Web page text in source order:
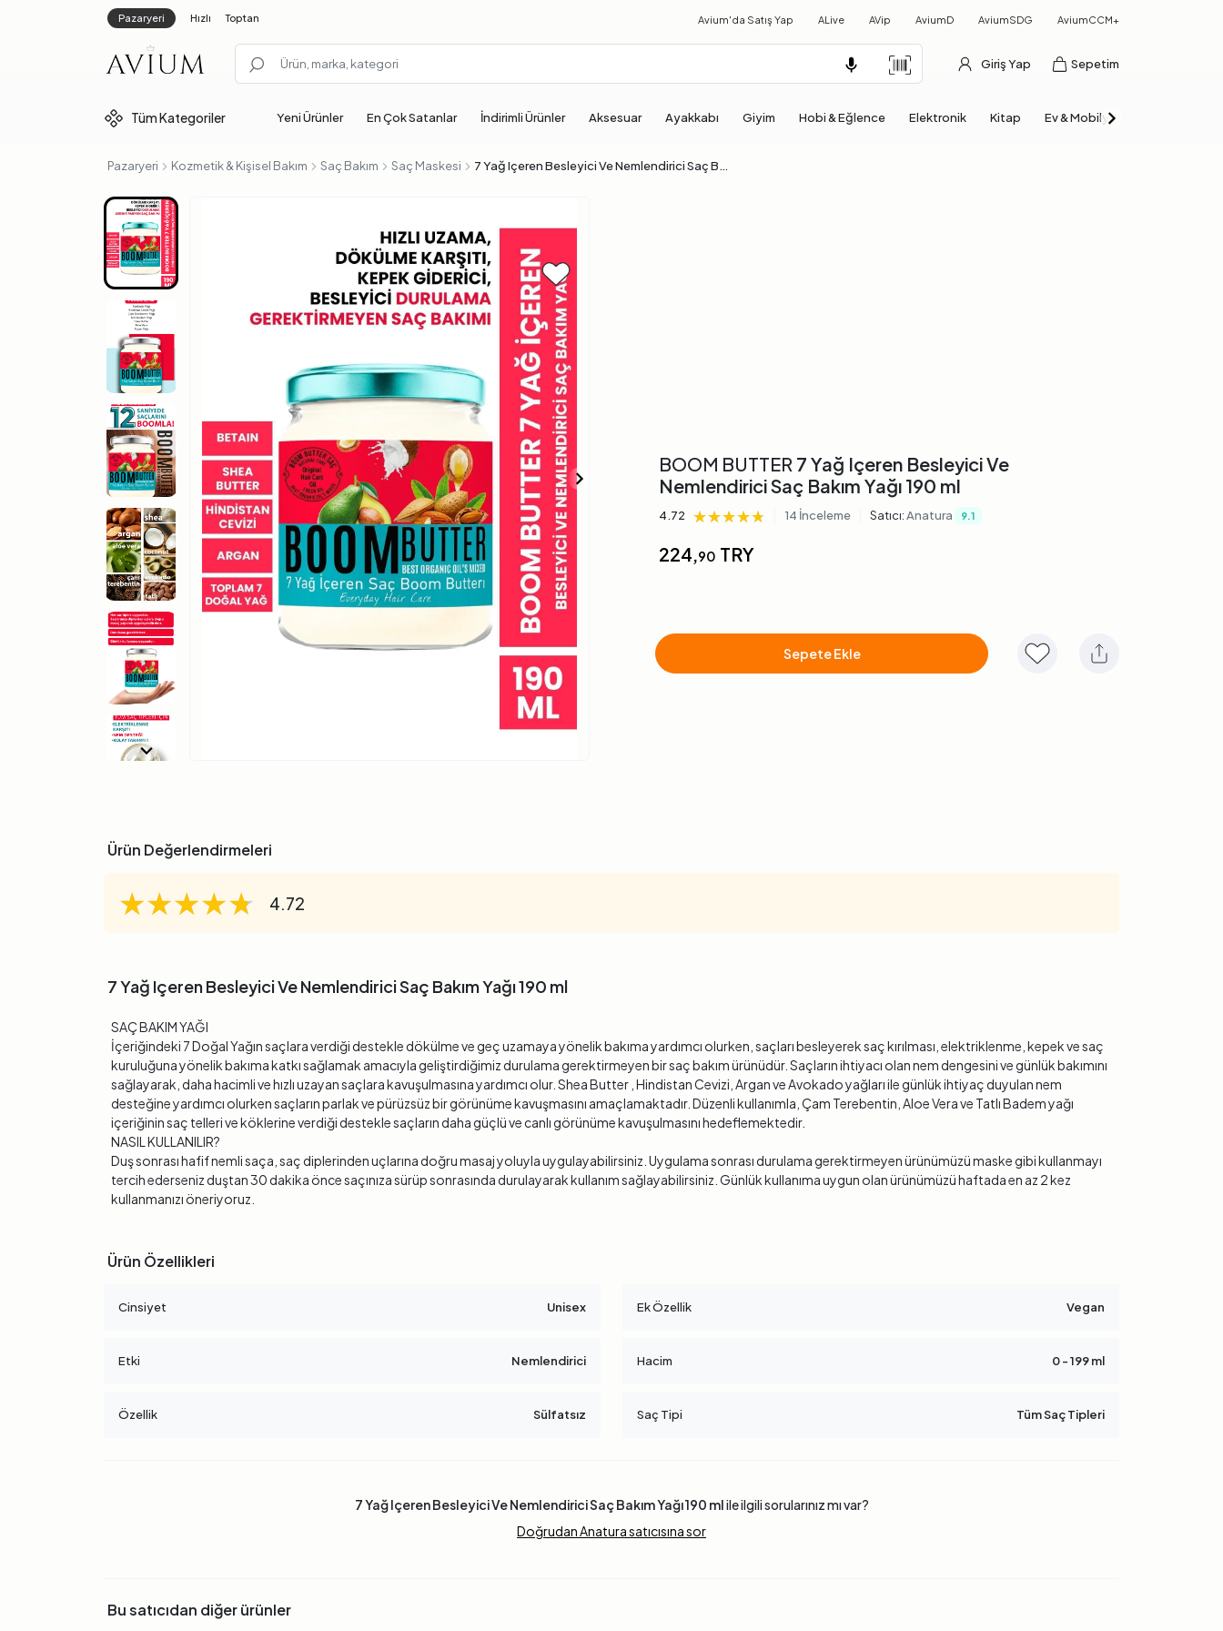
Pazaryeri Hızlı Toptan Avium'da Satış Yap ALive AVip AviumD AviumSDG AviumCCM+
Giriş Yap Sepetim
TümKategoriler Yeni Ürünler En Çok Satanlar İndirimli Ürünler Aksesuar Ayakkabı Giyim Hobi & Eğlence Elektronik Kitap Ev & Mobilya
Pazaryeri Kozmetik & Kişisel Bakım Saç Bakım Saç Maskesi 7 Yağ Içeren Besleyici Ve Nemlendirici Saç Bakım Yağı 190 ml
BOOM BUTTER 7 Yağ Içeren Besleyici Ve
Nemlendirici Saç Bakım Yağı 190 ml
4.72 ★★★★★
★★★★★
★★★★★ 14 İnceleme Satıcı:Anatura 9.1
224,90 TRY
Sepete Ekle
Ürün Değerlendirmeleri
★★★★★
★★★★★
★★★★★ 4.72
7 Yağ Içeren Besleyici Ve Nemlendirici Saç Bakım Yağı 190 ml
SAÇ BAKIM YAĞI
İçeriğindeki 7 Doğal Yağın saçlara verdiği destekle dökülme ve geç uzamaya yönelik bakıma yardımcı olurken, saçları besleyerek saç kırılması, elektriklenme, kepek ve saç
kuruluğuna yönelik bakıma katkı sağlamak amacıyla geliştirdiğimiz durulama gerektirmeyen bir saç bakım ürünüdür. Saçların ihtiyacı olan nem dengesini ve günlük bakımını
sağlayarak, daha hacimli ve hızlı uzayan saçlara kavuşulmasına yardımcı olur. Shea Butter , Hindistan Cevizi, Argan ve Avokado yağları ile günlük ihtiyaç duyulan nem
desteğine yardımcı olurken saçların parlak ve pürüzsüz bir görünüme kavuşmasını amaçlamaktadır. Düzenli kullanımla, Çam Terebentin, Aloe Vera ve Tatlı Badem yağı
içeriğinin saç telleri ve köklerine verdiği destekle saçların daha güçlü ve canlı görünüme kavuşulmasını hedeflemektedir.
NASIL KULLANILIR?
Duş sonrası hafif nemli saça, saç diplerinden uçlarına doğru masaj yoluyla uygulayabilirsiniz. Uygulama sonrası durulama gerektirmeyen ürünümüzü maske gibi kullanmayı
tercih ederseniz duştan 30 dakika önce saçınıza sürüp sonrasında durulayarak kullanım sağlayabilirsiniz. Günlük kullanıma uygun olan ürünümüzü haftada en az 2 kez
kullanmanızı öneriyoruz.
Ürün Özellikleri
Cinsiyet Unisex Ek Özellik Vegan
Etki Nemlendirici Hacim 0 - 199 ml
Özellik Sülfatsız Saç Tipi Tüm Saç Tipleri
7 Yağ Içeren Besleyici Ve Nemlendirici Saç Bakım Yağı 190 mlile ilgili sorularınız mı var?
Doğrudan Anatura satıcısına sor
Bu satıcıdan diğer ürünler